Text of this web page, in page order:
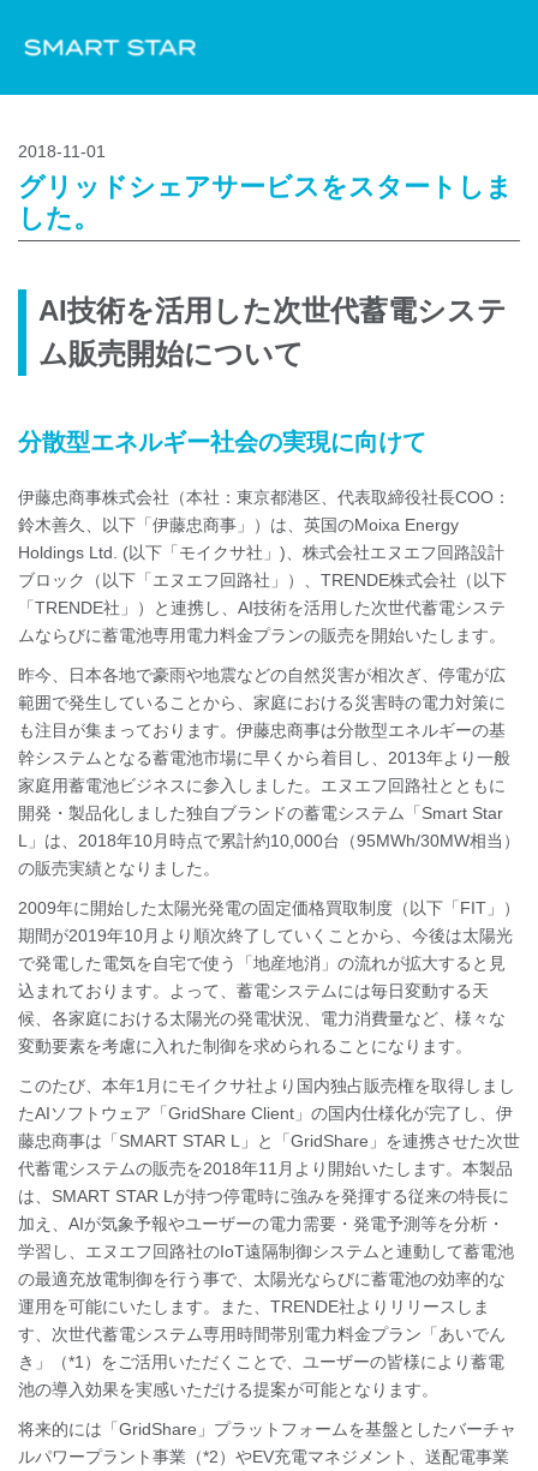
2018-11-01
グリッドシェアサービスをスタートしま
した。
AI技術を活用した次世代蓄電システ
ム販売開始について
分散型エネルギー社会の実現に向けて
伊藤忠商事株式会社（本社：東京都港区、代表取締役社長COO：
鈴木善久、以下「伊藤忠商事」）は、英国のMoixa Energy
Holdings Ltd. (以下「モイクサ社」)、株式会社エヌエフ回路設計
ブロック（以下「エヌエフ回路社」）、TRENDE株式会社（以下
「TRENDE社」）と連携し、AI技術を活用した次世代蓄電システ
ムならびに蓄電池専用電力料金プランの販売を開始いたします。
昨今、日本各地で豪雨や地震などの自然災害が相次ぎ、停電が広
範囲で発生していることから、家庭における災害時の電力対策に
も注目が集まっております。伊藤忠商事は分散型エネルギーの基
幹システムとなる蓄電池市場に早くから着目し、2013年より一般
家庭用蓄電池ビジネスに参入しました。エヌエフ回路社とともに
開発・製品化しました独自ブランドの蓄電システム「Smart Star
L」は、2018年10月時点で累計約10,000台（95MWh/30MW相当）
の販売実績となりました。
2009年に開始した太陽光発電の固定価格買取制度（以下「FIT」）
期間が2019年10月より順次終了していくことから、今後は太陽光
で発電した電気を自宅で使う「地産地消」の流れが拡大すると見
込まれております。よって、蓄電システムには毎日変動する天
候、各家庭における太陽光の発電状況、電力消費量など、様々な
変動要素を考慮に入れた制御を求められることになります。
このたび、本年1月にモイクサ社より国内独占販売権を取得しまし
たAIソフトウェア「GridShare Client」の国内仕様化が完了し、伊
藤忠商事は「SMART STAR L」と「GridShare」を連携させた次世
代蓄電システムの販売を2018年11月より開始いたします。本製品
は、SMART STAR Lが持つ停電時に強みを発揮する従来の特長に
加え、AIが気象予報やユーザーの電力需要・発電予測等を分析・
学習し、エヌエフ回路社のIoT遠隔制御システムと連動して蓄電池
の最適充放電制御を行う事で、太陽光ならびに蓄電池の効率的な
運用を可能にいたします。また、TRENDE社よりリリースしま
す、次世代蓄電システム専用時間帯別電力料金プラン「あいでん
き」（*1）をご活用いただくことで、ユーザーの皆様により蓄電
池の導入効果を実感いただける提案が可能となります。
将来的には「GridShare」プラットフォームを基盤としたバーチャ
ルパワープラント事業（*2）やEV充電マネジメント、送配電事業